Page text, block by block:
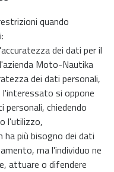
quando
dei dati per il
Moto-Nautika
dei dati personali,
l'interessato si oppone
personali, chiedendo
l'utilizzo,
più bisogno dei dati
ma l'individuo ne
attuare o difendere